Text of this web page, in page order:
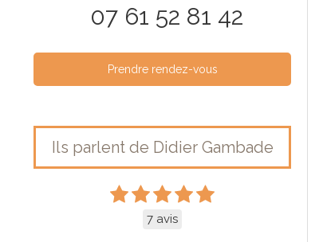
07 61 52 81 42
Prendre rendez-vous
Ils parlent de Didier Gambade
7 avis